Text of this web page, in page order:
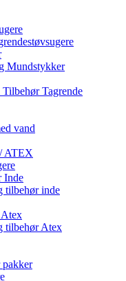
Mundstykker
Tagrende
vand
ATEX
Inde
tilbehør inde
Atex
tilbehør Atex
pakker